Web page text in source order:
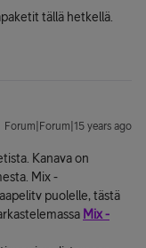
tällä hetkellä.
Forum|Forum|15 years ago
Kanava on
Mix -
puolelle, tästä
Mix -